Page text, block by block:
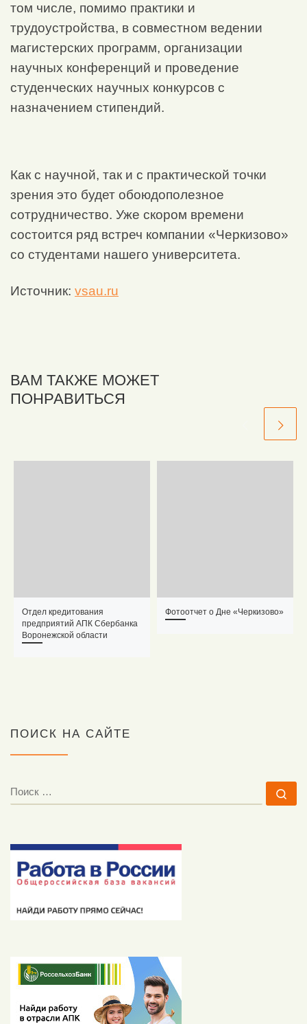
том числе, помимо практики и
трудоустройства, в совместном ведении
магистерских программ, организации
научных конференций и проведение
студенческих научных конкурсов с
назначением стипендий.
Как с научной, так и с практической точки
зрения это будет обоюдополезное
сотрудничество. Уже скором времени
состоится ряд встреч компании «Черкизово»
со студентами нашего университета.
Источник: vsau.ru
ВАМ ТАКЖЕ МОЖЕТ
ПОНРАВИТЬСЯ
Отдел кредитования
предприятий АПК Сбербанка
Воронежской области
Фотоотчет о Дне «Черкизово»
ПОИСК НА САЙТЕ
ПОИСК